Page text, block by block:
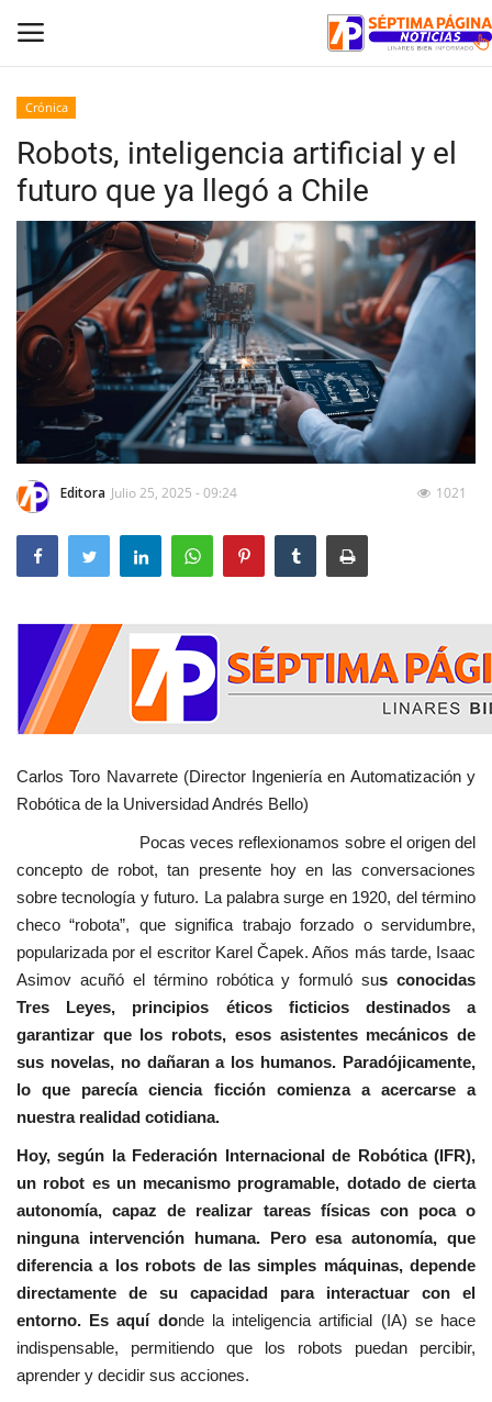
Inicio
Crónica
Policial
Tribunales
Deporte
Política
Espectáculos
Crónica
Robots, inteligencia artificial y el
futuro que ya llegó a Chile
Editora Julio 25, 2025 - 09:24 1021
Carlos Toro Navarrete (Director Ingeniería en Automatización y
Robótica de la Universidad Andrés Bello)
Pocas veces reflexionamos sobre el origen del
concepto de robot, tan presente hoy en las conversaciones
sobre tecnología y futuro. La palabra surge en 1920, del término
checo “robota”, que significa trabajo forzado o servidumbre,
popularizada por el escritor Karel Čapek. Años más tarde, Isaac
Asimov acuñó el término robótica y formuló sus conocidas
Tres Leyes, principios éticos ficticios destinados a
garantizar que los robots, esos asistentes mecánicos de
sus novelas, no dañaran a los humanos. Paradójicamente,
lo que parecía ciencia ficción comienza a acercarse a
nuestra realidad cotidiana.
Hoy, según la Federación Internacional de Robótica (IFR),
un robot es un mecanismo programable, dotado de cierta
autonomía, capaz de realizar tareas físicas con poca o
ninguna intervención humana. Pero esa autonomía, que
diferencia a los robots de las simples máquinas, depende
directamente de su capacidad para interactuar con el
entorno. Es aquí donde la inteligencia artificial (IA) se hace
indispensable, permitiendo que los robots puedan percibir,
aprender y decidir sus acciones.